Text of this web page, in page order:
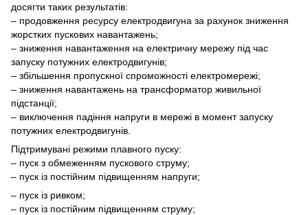
досягти таких результатів:
– продовження ресурсу електродвигуна за рахунок зниження
жорстких пускових навантажень;
– зниження навантаження на електричну мережу під час
запуску потужних електродвигунів;
– збільшення пропускної спроможності електромережі;
– зниження навантажень на трансформатор живильної
підстанції;
– виключення падіння напруги в мережі в момент запуску
потужних електродвигунів.
Підтримувані режими плавного пуску:
– пуск з обмеженням пускового струму;
– пуск із постійним підвищенням напруги;
– пуск із ривком;
– пуск із постійним підвищенням струму;